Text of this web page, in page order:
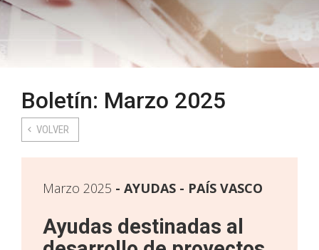
Boletín: Marzo 2025
VOLVER
Marzo 2025 AYUDAS - PAÍS VASCO
Ayudas destinadas al